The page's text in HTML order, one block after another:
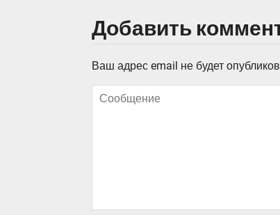
Добавить
Ваш адрес email не будет